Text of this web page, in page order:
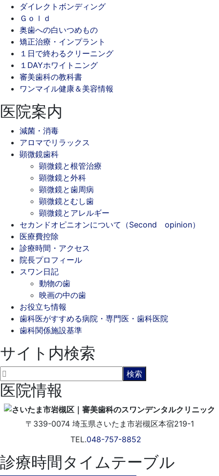
ダイレクトボンディング
Ｇｏｌｄ
奥歯への白いつめもの
矯正治療・インプラント
１日で終わるクリーニング
１DAYホワイトニング
審美歯科の教科書
ワンマイル健康＆美容情報
医院案内
減菌・消毒
アロマでリラックス
顕微鏡歯科
顕微鏡と根管治療
顕微鏡と外科
顕微鏡と歯周病
顕微鏡とむし歯
顕微鏡とアレルギー
セカンドオピニオンについて（Second opinion）
医療費控除
診療時間・アクセス
院長プロフィール
スワン日記
動物の歯
映画の中の歯
お役立ち情報
歯科医がすすめる病院・専門医・歯科医院
歯科関係施設基準
サイト内検索
医院情報
〒339-0074 埼玉県さいたま市岩槻区本宿219-1
TEL.048-757-8852
診療時間タイムテーブル